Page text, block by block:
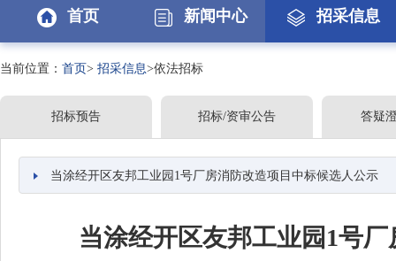
首页 新闻中心 招采信息
当前位置： 首页> 招采信息>依法招标
招标预告 招标/资审公告 答疑
当涂经开区友邦工业园1号厂房消防改造项目中标候选人公示
当涂经开区友邦工业园1号